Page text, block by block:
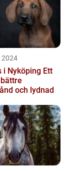
2024
Nyköping Ett
och lydnad